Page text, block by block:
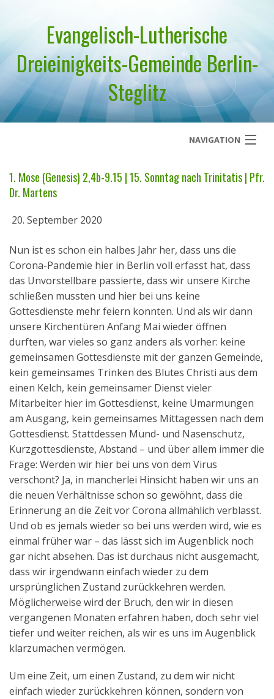
Evangelisch-Lutherische
Dreieinigkeits-Gemeinde Berlin-
Steglitz
NAVIGATION
Über uns
Geistliches Wort
Termine
Aktuelles
Kontakt
English
1. Mose (Genesis) 2,4b-9.15 | 15. Sonntag nach Trinitatis | Pfr.
Dr. Martens
20. September 2020
Nun ist es schon ein halbes Jahr her, dass uns die
Corona-Pandemie hier in Berlin voll erfasst hat, dass
das Unvorstellbare passierte, dass wir unsere Kirche
schließen mussten und hier bei uns keine
Gottesdienste mehr feiern konnten. Und als wir dann
unsere Kirchentüren Anfang Mai wieder öffnen
durften, war vieles so ganz anders als vorher: keine
gemeinsamen Gottesdienste mit der ganzen Gemeinde,
kein gemeinsames Trinken des Blutes Christi aus dem
einen Kelch, kein gemeinsamer Dienst vieler
Mitarbeiter hier im Gottesdienst, keine Umarmungen
am Ausgang, kein gemeinsames Mittagessen nach dem
Gottesdienst. Stattdessen Mund- und Nasenschutz,
Kurzgottesdienste, Abstand – und über allem immer die
Frage: Werden wir hier bei uns von dem Virus
verschont? Ja, in mancherlei Hinsicht haben wir uns an
die neuen Verhältnisse schon so gewöhnt, dass die
Erinnerung an die Zeit vor Corona allmählich verblasst.
Und ob es jemals wieder so bei uns werden wird, wie es
einmal früher war – das lässt sich im Augenblick noch
gar nicht absehen. Das ist durchaus nicht ausgemacht,
dass wir irgendwann einfach wieder zu dem
ursprünglichen Zustand zurückkehren werden.
Möglicherweise wird der Bruch, den wir in diesen
vergangenen Monaten erfahren haben, doch sehr viel
tiefer und weiter reichen, als wir es uns im Augenblick
klarzumachen vermögen.
Um eine Zeit, um einen Zustand, zu dem wir nicht
einfach wieder zurückkehren können, sondern von